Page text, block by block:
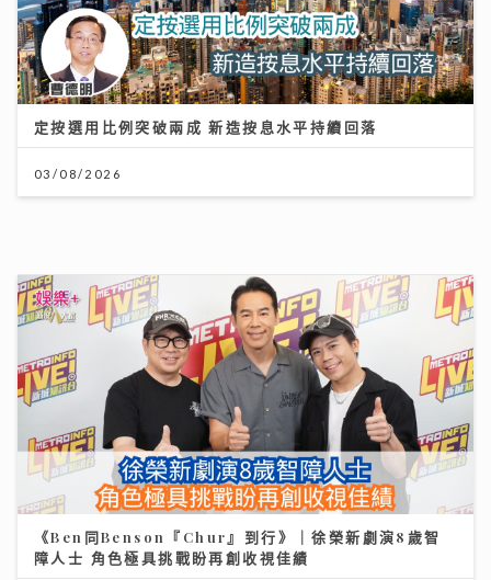
定按選用比例突破兩成 新造按息水平持續回落
03/08/2026
《Ben同Benson『Chur』到行》｜徐榮新劇演8歲智
障人士 角色極具挑戰盼再創收視佳績
09/07/2026